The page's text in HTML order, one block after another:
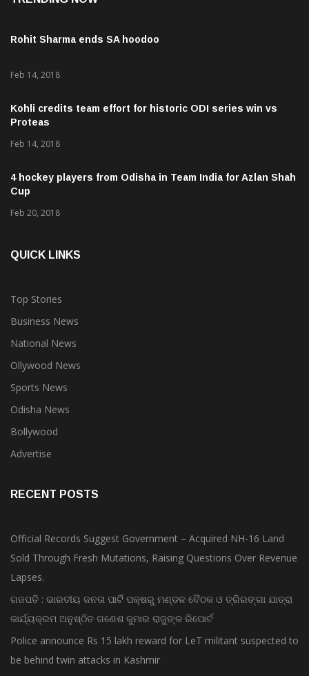
Rohit Sharma ends SA hoodoo
Feb 14, 2018
Kohli credits team effort for historic ODI series win vs
Proteas
Feb 14, 2018
4 hockey players from Odisha in Team India for Azlan Shah
Cup
Feb 20, 2018
QUICK LINKS
Top Stories
Business News
National News
Ollywood News
Sports News
Odisha News
Bollywood
Advertise
RECENT POSTS
Official Records Suggest Government – Acquired NH-16 Land
Sold Through Fresh Mutations, Raising Questions Over Revenue
Lapses.
ଗଜପତି : ଭାରତୀୟ ଜନତା ପାର୍ଟି ପକ୍ଷରୁ ମଣ୍ଡଳ ବୈଠକ ଓ ତ୍ରିରଙ୍ଗା ଯାତ୍ରା
କାର୍ଯ୍ୟକ୍ରମ ଅନୁଷ୍ଠିତ ଗଣେଶ କୁମାର ରାଜୁଙ୍କ ରିପୋର୍ଟ
Police announce Rs 15 lakh reward for LeT militant suspected to
be behind twin attacks in Kashmir